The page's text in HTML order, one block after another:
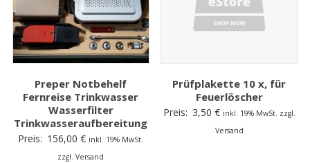
Preper Notbehelf
Fernreise Trinkwasser
Wasserfilter
Trinkwasseraufbereitung
Preis: 156,00€ inkl. 19% MwSt.
zzgl. Versand
Prüfplakette 10 x, für
Feuerlöscher
Preis: 3,50 € inkl. 19% MwSt. zzgl.
Versand